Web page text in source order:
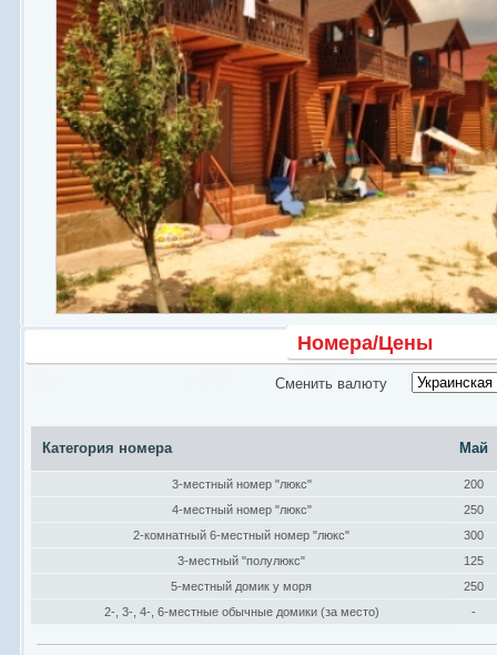
Развлечения
Номера/Цены
Сменить валюту
Категория номера Май
3-местный номер "люкс"
200
4-местный номер "люкс"
250
2-комнатный 6-местный номер "люкс"
300
3-местный "полулюкс"
125
5-местный домик у моря
250
2-, 3-, 4-, 6-местные обычные домики (за место)
-